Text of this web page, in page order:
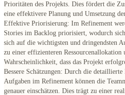
Prioritäten des Projekts. Dies fördert die
eine effektivere Planung und Umsetzung
Effektive Priorisierung: Im Refinement
Stories im Backlog priorisiert, wodurch
sich auf die wichtigsten und dringendsten
zu einer effizienteren Ressourcenallokation
Wahrscheinlichkeit, dass das Projekt
Bessere Schätzungen: Durch die detaillierte
Aufgaben im Refinement können die
genauer einschätzen. Dies trägt zu einer